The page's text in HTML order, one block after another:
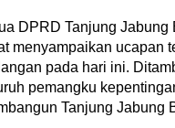
DPRD Tanjung
menyampaikan ucapan
pada hari ini.
pemangku
Tanjung Jabung